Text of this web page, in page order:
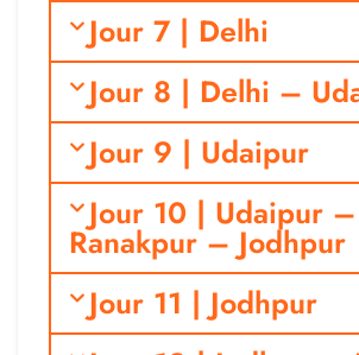
Jour 7 | Delhi
Jour 8 | Delhi –
Jour 9 | Udaipur
Jour 10 | Udaipur –
Ranakpur – Jodhpur
Jour 11 | Jodhpur